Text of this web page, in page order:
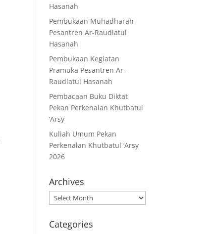
Hasanah
Pembukaan Muhadharah
Pesantren Ar-Raudlatul
Hasanah
Pembukaan Kegiatan
Pramuka Pesantren Ar-
Raudlatul Hasanah
Pembacaan Buku Diktat
Pekan Perkenalan Khutbatul
‘Arsy
Kuliah Umum Pekan
Perkenalan Khutbatul ‘Arsy
2026
Archives
Archives
Categories